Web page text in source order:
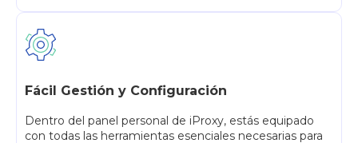
Fácil Gestión y Configuración
Dentro del panel personal de iProxy, estás equipado
con todas las herramientas esenciales necesarias para